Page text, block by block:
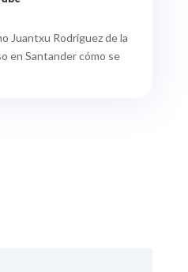
Juantxu Rodríguez de la
en Santander cómo se